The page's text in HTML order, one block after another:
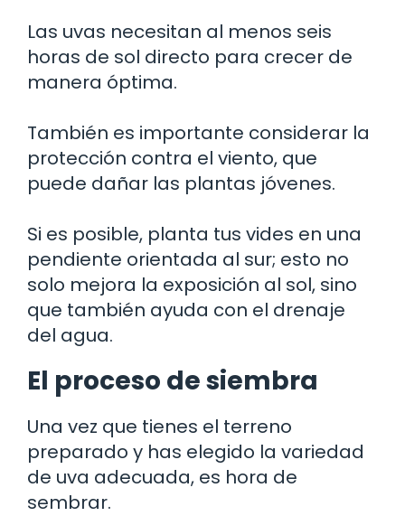
Las uvas necesitan al menos seis
horas de sol directo para crecer de
manera óptima.
También es importante considerar la
protección contra el viento, que
puede dañar las plantas jóvenes.
Si es posible, planta tus vides en una
pendiente orientada al sur; esto no
solo mejora la exposición al sol, sino
que también ayuda con el drenaje
del agua.
El proceso de siembra
Una vez que tienes el terreno
preparado y has elegido la variedad
de uva adecuada, es hora de
sembrar.